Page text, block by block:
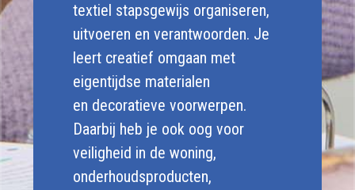
textiel stapsgewijs organiseren,
uitvoeren en verantwoorden. Je
leert creatief omgaan met
eigentijdse materialen
en decoratieve voorwerpen.
Daarbij heb je ook oog voor
veiligheid in de woning,
onderhoudsproducten,